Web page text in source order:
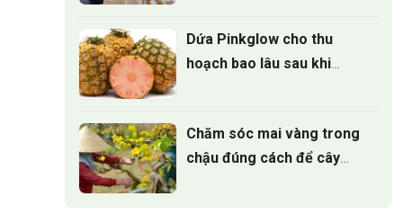
Dứa Pinkglow cho thu
hoạch bao lâu sau khi
Chăm sóc mai vàng trong
chậu đúng cách để cây